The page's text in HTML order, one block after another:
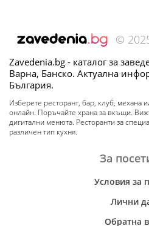
©
Zavedenia.bg - каталог за
Варна, Банско. Актуална
България.
Изберете ресторант, бар, клуб, механа
онлайн. Поръчайте храна за вкъщи.
дигитални менюта. Ресторанти за
различен тип кухня.
За
Условия за
Лични
Обратна